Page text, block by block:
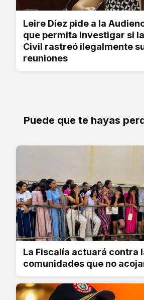
Leire Díez pide a la
que permita investigar si
Civil rastreó ilegalmente
reuniones
Puede que te hayas
La Fiscalía actuará contra
comunidades que no